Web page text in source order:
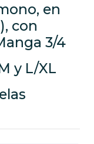
en
con
3/4
y L/XL